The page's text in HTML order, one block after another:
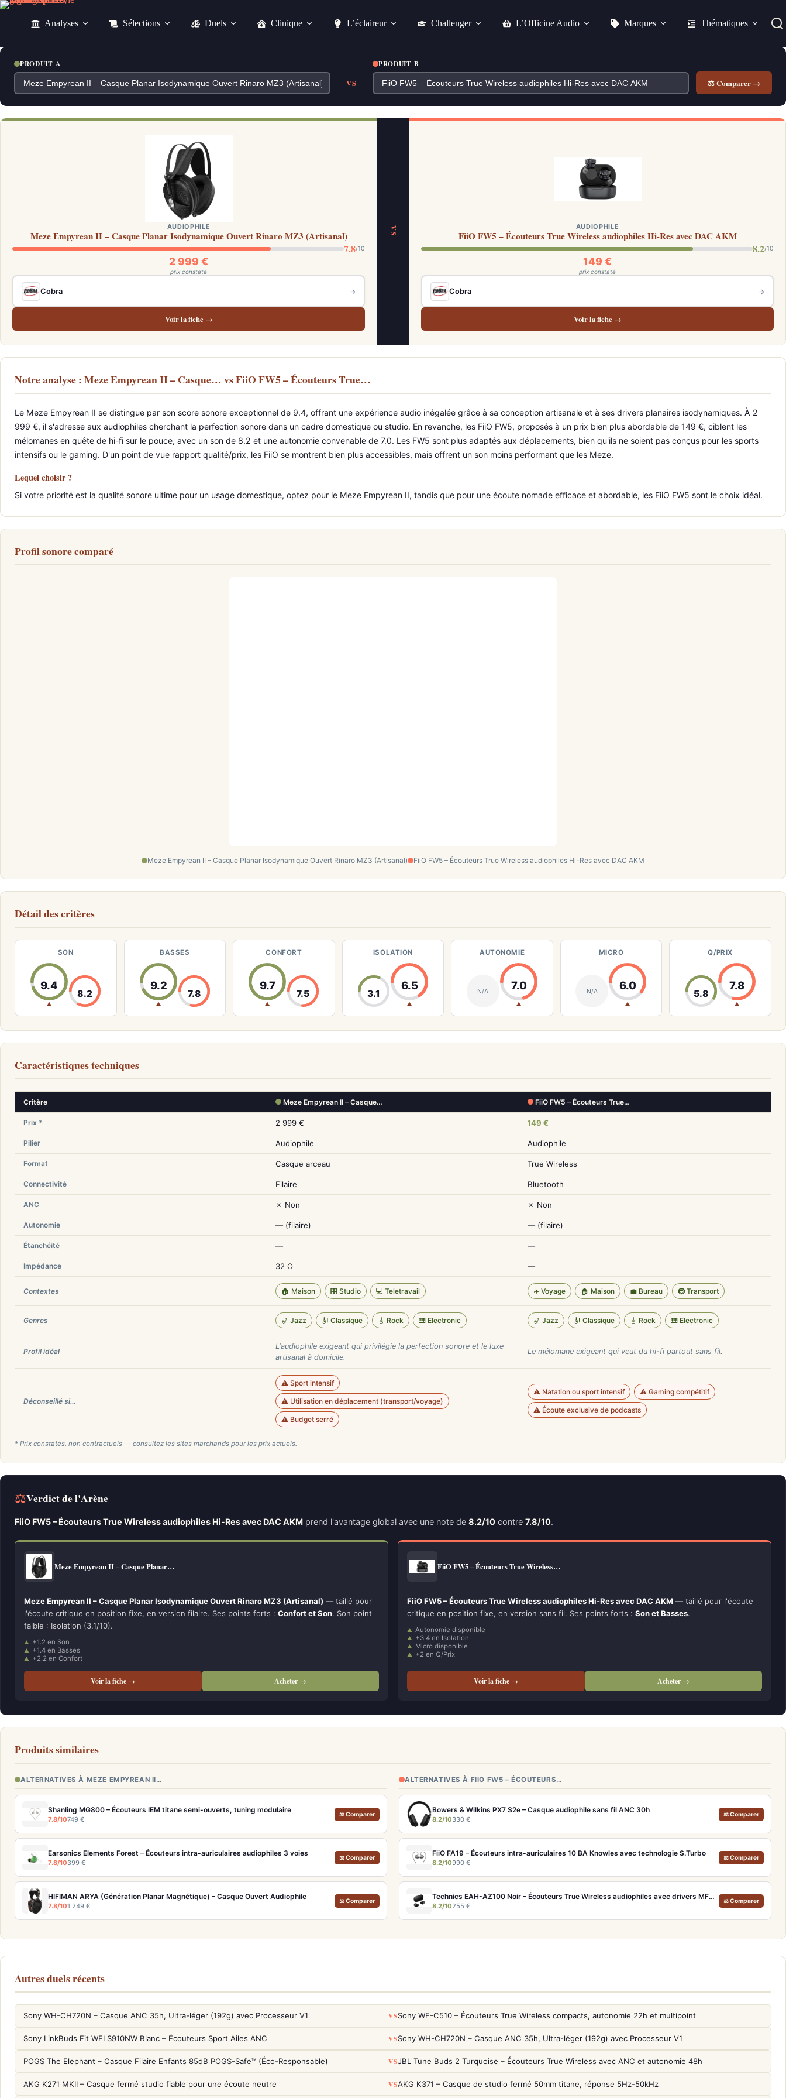
Passer
Analyses Sélections Duels Clinique L’éclaireur Challenger L’Officine Audio Marques Thématiques
PRODUIT A
VS
PRODUIT B
⚖ Comparer →
AUDIOPHILE
Meze Empyrean II – Casque Planar Isodynamique Ouvert Rinaro MZ3 (Artisanal)
7.8/10
2 999 €
prix constaté
Cobra →
Voir la fiche →
VS AUDIOPHILE
FiiO FW5 – Écouteurs True Wireless audiophiles Hi-Res avec DAC AKM
8.2/10
149 €
prix constaté
Cobra →
Voir la fiche →
Notre analyse : Meze Empyrean II – Casque… vs FiiO FW5 – Écouteurs True…
Le Meze Empyrean II se distingue par son score sonore exceptionnel de 9.4, offrant une expérience audio inégalée grâce à sa conception artisanale et à ses drivers planaires isodynamiques. À 2
999 €, il s'adresse aux audiophiles cherchant la perfection sonore dans un cadre domestique ou studio. En revanche, les FiiO FW5, proposés à un prix bien plus abordable de 149 €, ciblent les
mélomanes en quête de hi-fi sur le pouce, avec un son de 8.2 et une autonomie convenable de 7.0. Les FW5 sont plus adaptés aux déplacements, bien qu'ils ne soient pas conçus pour les sports
intensifs ou le gaming. D'un point de vue rapport qualité/prix, les FiiO se montrent bien plus accessibles, mais offrent un son moins performant que les Meze.
Lequel choisir ?
Si votre priorité est la qualité sonore ultime pour un usage domestique, optez pour le Meze Empyrean II, tandis que pour une écoute nomade efficace et abordable, les FiiO FW5 sont le choix idéal.
Profil sonore comparé
Meze Empyrean II – Casque Planar Isodynamique Ouvert Rinaro MZ3 (Artisanal) FiiO FW5 – Écouteurs True Wireless audiophiles Hi-Res avec DAC AKM
Détail des critères
SON
9.4
▲
8.2
BASSES
9.2
▲
7.8
CONFORT
9.7
▲
7.5
ISOLATION
3.1
6.5
▲
AUTONOMIE
N/A 7.0
▲
MICRO
N/A 6.0
▲
Q/PRIX
5.8
7.8
▲
Caractéristiques techniques
Critère Meze Empyrean II – Casque… FiiO FW5 – Écouteurs True…
Prix * 2 999 € 149 €
Pilier Audiophile Audiophile
Format Casque arceau True Wireless
Connectivité Filaire Bluetooth
ANC ✗ Non ✗ Non
Autonomie — (filaire) — (filaire)
Étanchéité — —
Impédance 32 Ω —
Contextes 🏠 Maison 🎛️ Studio 💻 Teletravail ✈️ Voyage 🏠 Maison 💼 Bureau 🚇 Transport
Genres 🎷 Jazz 🎻 Classique 🎸 Rock 🎹 Electronic 🎷 Jazz 🎻 Classique 🎸 Rock 🎹 Electronic
Profil idéal
L'audiophile exigeant qui privilégie la perfection sonore et le luxe
artisanal à domicile.
Le mélomane exigeant qui veut du hi-fi partout sans fil.
Déconseillé si…
⚠️ Sport intensif
⚠️ Utilisation en déplacement (transport/voyage)
⚠️ Budget serré
⚠️ Natation ou sport intensif ⚠️ Gaming compétitif
⚠️ Écoute exclusive de podcasts
* Prix constatés, non contractuels — consultez les sites marchands pour les prix actuels.
⚖Verdict de l'Arène
FiiO FW5 – Écouteurs True Wireless audiophiles Hi-Res avec DAC AKM prend l'avantage global avec une note de 8.2/10 contre 7.8/10.
Meze Empyrean II – Casque Planar…
Meze Empyrean II – Casque Planar Isodynamique Ouvert Rinaro MZ3 (Artisanal) — taillé pour
l'écoute critique en position fixe, en version filaire. Ses points forts : Confort et Son. Son point
faible : Isolation (3.1/10).
+1.2 en Son
+1.4 en Basses
+2.2 en Confort
Voir la fiche → Acheter →
FiiO FW5 – Écouteurs True Wireless…
FiiO FW5 – Écouteurs True Wireless audiophiles Hi-Res avec DAC AKM — taillé pour l'écoute
critique en position fixe, en version sans fil. Ses points forts : Son et Basses.
Autonomie disponible
+3.4 en Isolation
Micro disponible
+2 en Q/Prix
Voir la fiche → Acheter →
Produits similaires
ALTERNATIVES À MEZE EMPYREAN II…
Shanling MG800 – Écouteurs IEM titane semi-ouverts, tuning modulaire
7.8/10749 €
⚖ Comparer
Earsonics Elements Forest – Écouteurs intra-auriculaires audiophiles 3 voies
7.8/10399 €
⚖ Comparer
HIFIMAN ARYA (Génération Planar Magnétique) – Casque Ouvert Audiophile
7.8/101 249 €
⚖ Comparer
ALTERNATIVES À FIIO FW5 – ÉCOUTEURS…
Bowers & Wilkins PX7 S2e – Casque audiophile sans fil ANC 30h
8.2/10330 €
⚖ Comparer
FiiO FA19 – Écouteurs intra-auriculaires 10 BA Knowles avec technologie S.Turbo
8.2/10990 €
⚖ Comparer
Technics EAH-AZ100 Noir – Écouteurs True Wireless audiophiles avec drivers MFD et autonomie 29h
8.2/10255 €
⚖ Comparer
Autres duels récents
Sony WH-CH720N – Casque ANC 35h, Ultra-léger (192g) avec Processeur V1 VSSony WF-C510 – Écouteurs True Wireless compacts, autonomie 22h et multipoint
Sony LinkBuds Fit WFLS910NW Blanc – Écouteurs Sport Ailes ANC VSSony WH-CH720N – Casque ANC 35h, Ultra-léger (192g) avec Processeur V1
POGS The Elephant – Casque Filaire Enfants 85dB POGS-Safe™ (Éco-Responsable) VSJBL Tune Buds 2 Turquoise – Écouteurs True Wireless avec ANC et autonomie 48h
AKG K271 MKII – Casque fermé studio fiable pour une écoute neutre VSAKG K371 – Casque de studio fermé 50mm titane, réponse 5Hz-50kHz